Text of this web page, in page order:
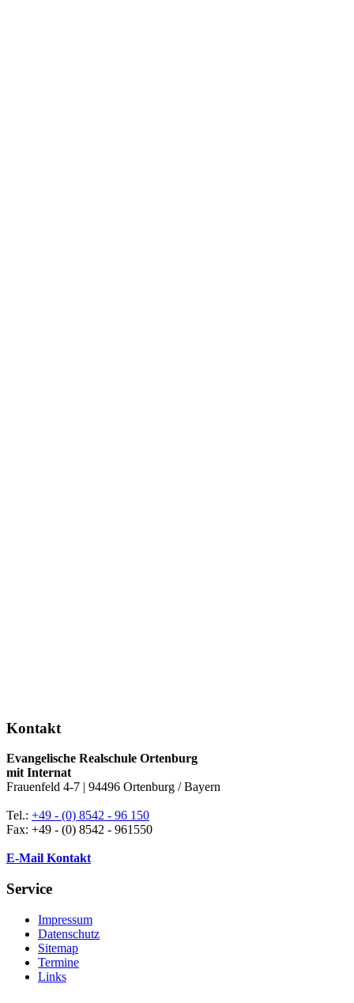
Kontakt
Evangelische Realschule Ortenburg
mit Internat
Frauenfeld 4-7 | 94496 Ortenburg / Bayern
Tel.: +49 - (0) 8542 - 96 150
Fax: +49 - (0) 8542 - 961550
E-Mail Kontakt
Service
Impressum
Datenschutz
Sitemap
Termine
Links